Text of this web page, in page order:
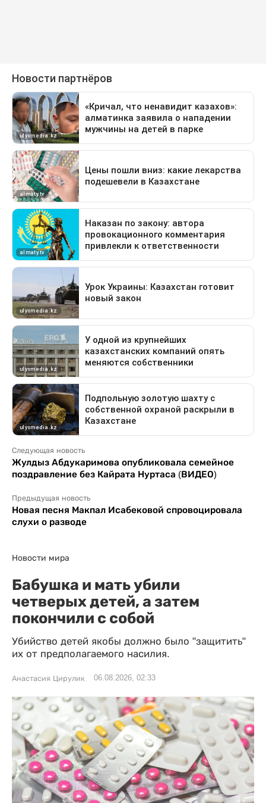
Следующая новость
Жулдыз Абдукаримова опубликовала семейное
поздравление без Кайрата Нуртаса (ВИДЕО)
Предыдущая новость
Новая песня Макпал Исабековой спровоцировала
слухи о разводе
Новости мира
Бабушка и мать убили
четверых детей, а затем
покончили с собой
Убийство детей якобы должно было "защитить"
их от предполагаемого насилия.
Анастасия Цирулик 06.08.2026, 02:33